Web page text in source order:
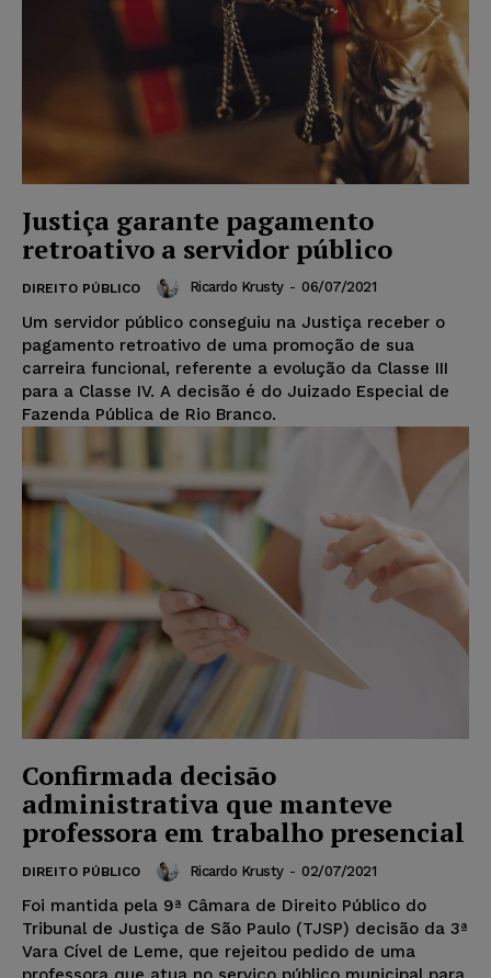
Justiça garante pagamento
retroativo a servidor público
DIREITO PÚBLICO Ricardo Krusty - 06/07/2021
Um servidor público conseguiu na Justiça receber o
pagamento retroativo de uma promoção de sua
carreira funcional, referente a evolução da Classe III
para a Classe IV. A decisão é do Juizado Especial de
Fazenda Pública de Rio Branco.
Confirmada decisão
administrativa que manteve
professora em trabalho presencial
DIREITO PÚBLICO Ricardo Krusty - 02/07/2021
Foi mantida pela 9ª Câmara de Direito Público do
Tribunal de Justiça de São Paulo (TJSP) decisão da 3ª
Vara Cível de Leme, que rejeitou pedido de uma